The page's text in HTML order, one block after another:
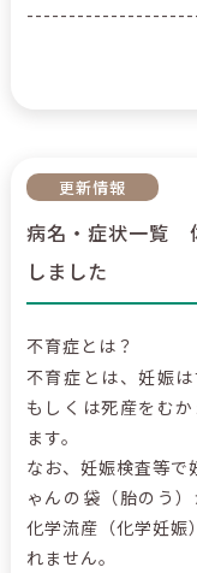
更新情報
病名・症状一覧
しました
不育症とは？
不育症とは、妊娠
もしくは死産をむ
ます。
なお、妊娠検査等で
ゃんの袋（胎のう
化学流産（化学妊娠
れません。